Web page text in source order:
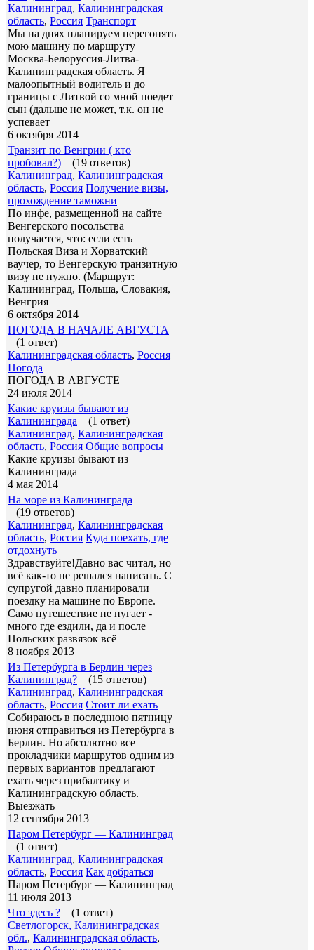
Калининград, Калининградская
область, Россия Транспорт
Мы на днях планируем перегонять
мою машину по маршруту
Москва-Белоруссия-Литва-
Калининградская область. Я
малоопытный водитель и до
границы с Литвой со мной поедет
сын (дальше не может, т.к. он не
успевает
6 октября 2014
Транзит по Венгрии ( кто
пробовал?)
(19 ответов)
Калининград, Калининградская
область, Россия Получение визы,
прохождение таможни
По инфе, размещенной на сайте
Венгерского посольства
получается, что: если есть
Польская Виза и Хорватский
ваучер, то Венгерскую транзитную
визу не нужно. (Маршрут:
Калининград, Польша, Словакия,
Венгрия
6 октября 2014
ПОГОДА В НАЧАЛЕ АВГУСТА
(1 ответ)
Калининградская область, Россия
Погода
ПОГОДА В АВГУСТЕ
24 июля 2014
Какие круизы бывают из
Калининграда
(1 ответ)
Калининград, Калининградская
область, Россия Общие вопросы
Какие круизы бывают из
Калининграда
4 мая 2014
На море из Калининграда
(19 ответов)
Калининград, Калининградская
область, Россия Куда поехать, где
отдохнуть
Здравствуйте!Давно вас читал, но
всё как-то не решался написать. С
супругой давно планировали
поездку на машине по Европе.
Само путешествие не пугает -
много где ездили, да и после
Польских развязок всё
8 ноября 2013
Из Петербурга в Берлин через
Калининград?
(15 ответов)
Калининград, Калининградская
область, Россия Стоит ли ехать
Собираюсь в последнюю пятницу
июня отправиться из Петербурга в
Берлин. Но абсолютно все
прокладчики маршрутов одним из
первых вариантов предлагают
ехать через прибалтику и
Калининградскую область.
Выезжать
12 сентября 2013
Паром Петербург — Калининград
(1 ответ)
Калининград, Калининградская
область, Россия Как добраться
Паром Петербург — Калининград
11 июля 2013
Что здесь ?
(1 ответ)
Светлогорск, Калининградская
обл., Калининградская область,